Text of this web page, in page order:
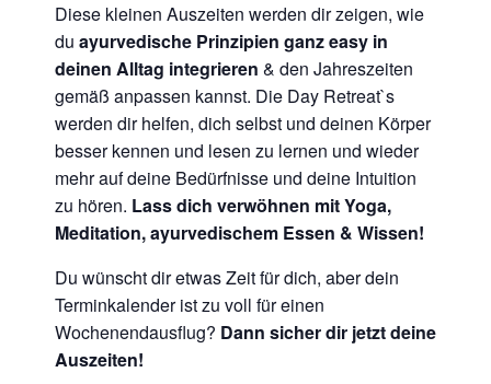
Diese kleinen Auszeiten werden dir zeigen, wie
du ayurvedische Prinzipien ganz easy in
deinen Alltag integrieren & den Jahreszeiten
gemäß anpassen kannst. Die Day Retreat`s
werden dir helfen, dich selbst und deinen Körper
besser kennen und lesen zu lernen und wieder
mehr auf deine Bedürfnisse und deine Intuition
zu hören. Lass dich verwöhnen mit Yoga,
Meditation, ayurvedischem Essen & Wissen!
Du wünscht dir etwas Zeit für dich, aber dein
Terminkalender ist zu voll für einen
Wochenendausflug? Dann sicher dir jetzt deine
Auszeiten!